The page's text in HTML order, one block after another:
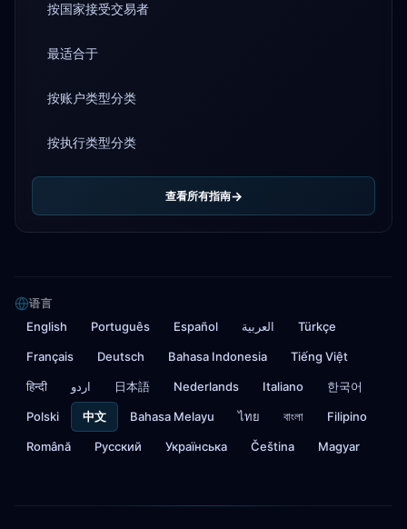
按国家接受交易者
最适合于
按账户类型分类
按执行类型分类
查看所有指南
语言
English Português Español العربية Türkçe
Français Deutsch Bahasa Indonesia Tiếng Việt
हिन्दी اردو 日本語 Nederlands Italiano 한국어
Polski 中文 Bahasa Melayu ไทย বাংলা Filipino
Română Русский Українська Čeština Magyar